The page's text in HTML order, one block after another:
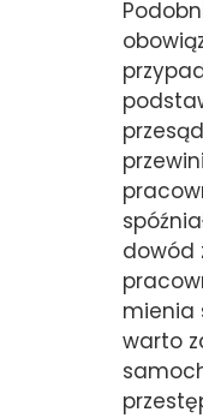
dowód
mienia
warto